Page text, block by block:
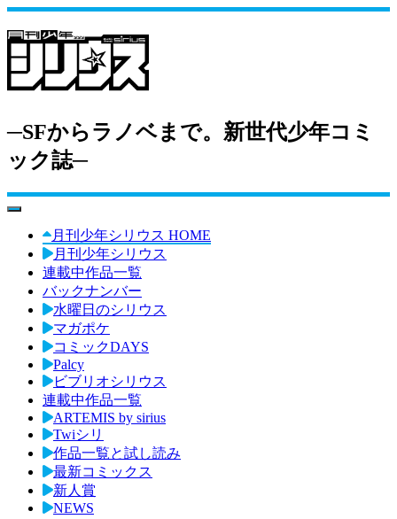
─SFからラノベまで。新世代少年コミ
ック誌─
toggle navigation
月刊少年シリウス HOME
月刊少年シリウス
連載中作品一覧
バックナンバー
水曜日のシリウス
マガポケ
コミックDAYS
Palcy
ビブリオシリウス
連載中作品一覧
ARTEMIS by sirius
Twiシリ
作品一覧と試し読み
最新コミックス
新人賞
NEWS